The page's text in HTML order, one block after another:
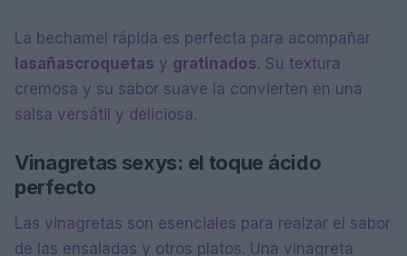
La bechamel rápida es perfecta para acompañar
lasañascroquetas y gratinados. Su textura
cremosa y su sabor suave la convierten en una
salsa versátil y deliciosa.
Vinagretas sexys: el toque ácido
perfecto
Las vinagretas son esenciales para realzar el sabor
de las ensaladas y otros platos. Una vinagreta